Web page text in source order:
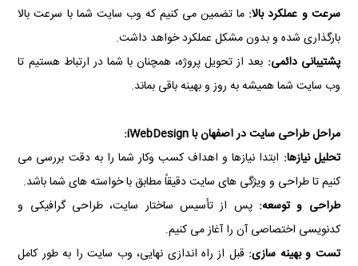
سرعت و عملکرد بالا: ما تضمین می کنیم که وب سایت شما با سرعت بالا
بارگذاری شده و بدون مشکل عملکرد خواهد داشت.
پشتیبانی دائمی: بعد از تحویل پروژه، همچنان با شما در ارتباط هستیم تا
وب سایت شما همیشه به روز و بهینه باقی بماند.
مراحل طراحی سایت در اصفهان با iWebDesign:
تحلیل نیازها: ابتدا نیازها و اهداف کسب وکار شما را به دقت بررسی می
کنیم تا طراحی و ویژگی های سایت دقیقاً مطابق با خواسته های شما باشد.
طراحی و توسعه: پس از تأسیس ساختار سایت، طراحی گرافیکی و
کدنویسی اختصاصی آن را آغاز می کنیم.
تست و بهینه سازی: قبل از راه اندازی نهایی، وب سایت را به طور کامل